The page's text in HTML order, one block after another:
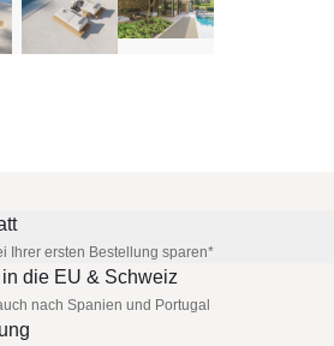
Ihrer ersten Bestellung sparen*
die EU & Schweiz
nach Spanien und Portugal